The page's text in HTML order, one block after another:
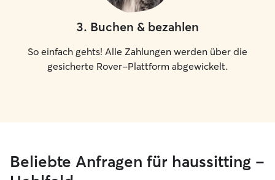
3. Buchen & bezahlen
So einfach gehts! Alle Zahlungen werden über die
gesicherte Rover-Plattform abgewickelt.
Beliebte Anfragen für haussitting –